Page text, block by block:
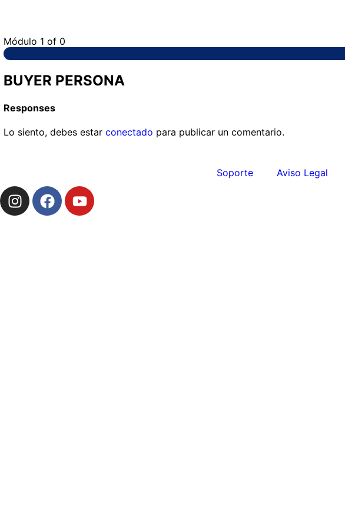
Módulo 1of 0
BUYER PERSONA
Responses
Lo siento, debes estarconectado para publicar un comentario.
Soporte Aviso Legal